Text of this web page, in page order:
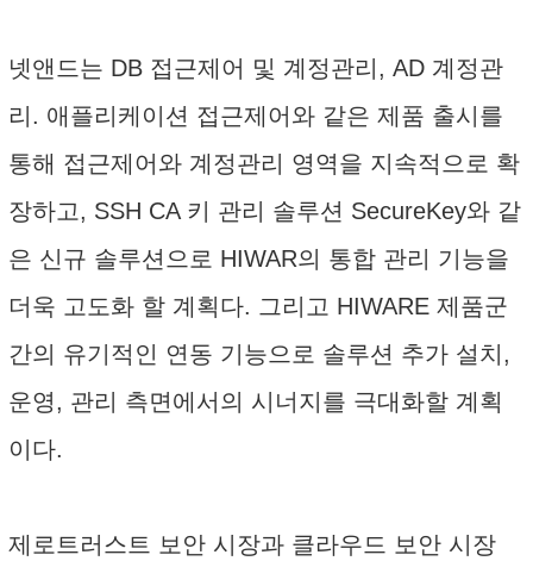
넷앤드는 DB 접근제어 및 계정관리, AD 계정관
리. 애플리케이션 접근제어와 같은 제품 출시를
통해 접근제어와 계정관리 영역을 지속적으로 확
장하고, SSH CA 키 관리 솔루션 SecureKey와 같
은 신규 솔루션으로 HIWAR의 통합 관리 기능을
더욱 고도화 할 계획다. 그리고 HIWARE 제품군
간의 유기적인 연동 기능으로 솔루션 추가 설치,
운영, 관리 측면에서의 시너지를 극대화할 계획
이다.
제로트러스트 보안 시장과 클라우드 보안 시장